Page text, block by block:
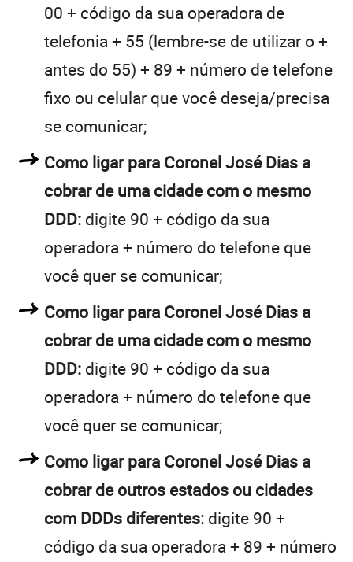
00 + código da sua operadora de
telefonia + 55 (lembre-se de utilizar o +
antes do 55) + 89 + número de telefone
fixo ou celular que você deseja/precisa
se comunicar;
Como ligar para Coronel José Dias a
cobrar de uma cidade com o mesmo
DDD: digite 90 + código da sua
operadora + número do telefone que
você quer se comunicar;
Como ligar para Coronel José Dias a
cobrar de uma cidade com o mesmo
DDD: digite 90 + código da sua
operadora + número do telefone que
você quer se comunicar;
Como ligar para Coronel José Dias a
cobrar de outros estados ou cidades
com DDDs diferentes: digite 90 +
código da sua operadora + 89 + número